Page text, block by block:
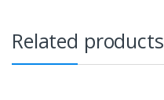
Related products